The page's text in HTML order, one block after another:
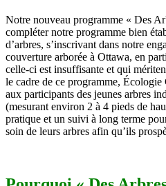
Notre nouveau programme « Des
compléter notre programme bien
d’arbres, s’inscrivant dans notre
couverture arborée à Ottawa, en
celle-ci est insuffisante et qui
le cadre de ce programme,
aux participants des jeunes arbres
(mesurant environ 2 à 4 pieds de
pratique et un suivi à long terme
soin de leurs arbres afin qu’ils